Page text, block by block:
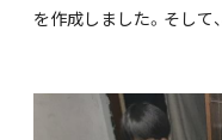
を作成しました。そして